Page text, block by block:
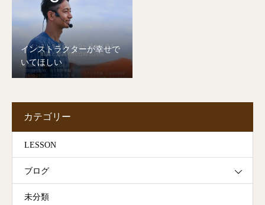
インストラクターが幸せで
いてほしい
カテゴリー
LESSON
ブログ
未分類